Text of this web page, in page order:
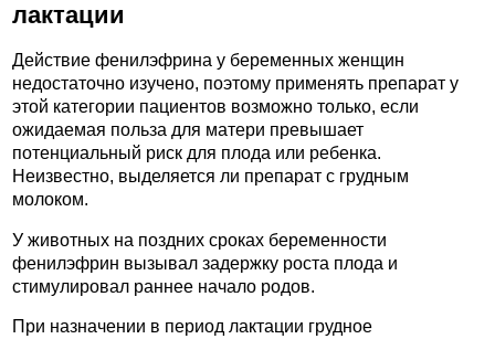
лактации
Действие фенилэфрина у беременных женщин
недостаточно изучено, поэтому применять препарат у
этой категории пациентов возможно только, если
ожидаемая польза для матери превышает
потенциальный риск для плода или ребенка.
Неизвестно, выделяется ли препарат с грудным
молоком.
У животных на поздних сроках беременности
фенилэфрин вызывал задержку роста плода и
стимулировал раннее начало родов.
При назначении в период лактации грудное